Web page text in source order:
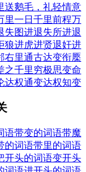
送鹅毛，礼轻情意
里一日千里前程万
失图进退失所进退
狼进虎进贤退奸进
右里通古达变衔橜
之千里穷极思变命
达权通变达权知变
语带变的词语带魔
的词语带里的词语
开头的词语变开头